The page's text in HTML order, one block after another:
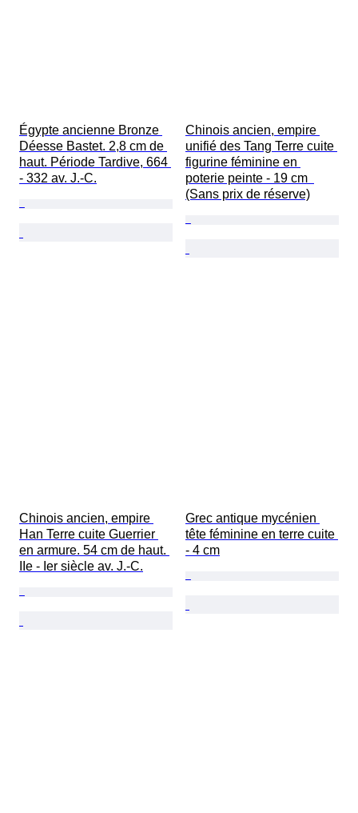
Égypte ancienne Bronze
Déesse Bastet. 2,8 cm de
haut. Période Tardive, 664
- 332 av. J.-C.
Chinois ancien, empire
unifié des Tang Terre cuite
figurine féminine en
poterie peinte - 19 cm
(Sans prix de réserve)
Chinois ancien, empire
Han Terre cuite Guerrier
en armure. 54 cm de haut.
IIe - Ier siècle av. J.-C.
Grec antique mycénien
tête féminine en terre cuite
- 4 cm